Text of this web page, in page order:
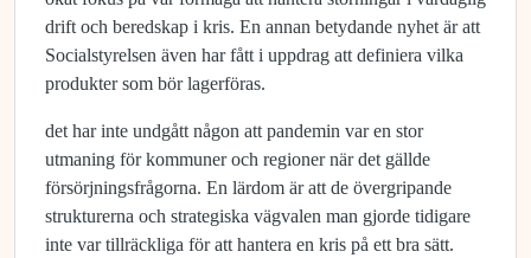
drift och beredskap i kris. En annan betydande nyhet är att
Socialstyrelsen även har fått i uppdrag att definiera vilka
produkter som bör lagerföras.
det har inte undgått någon att pandemin var en stor
utmaning för kommuner och regioner när det gällde
försörjningsfrågorna. En lärdom är att de övergripande
strukturerna och strategiska vägvalen man gjorde tidigare
inte var tillräckliga för att hantera en kris på ett bra sätt.